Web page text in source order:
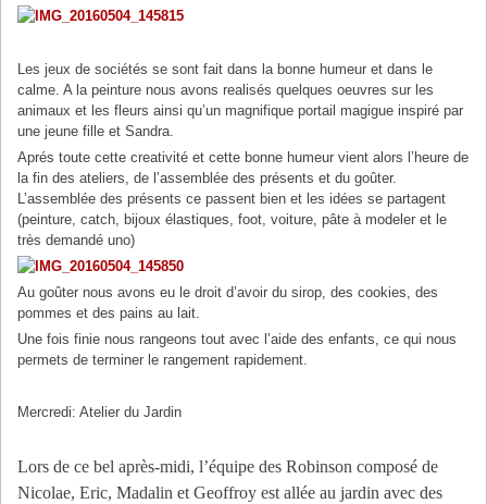
Les jeux de sociétés se sont fait dans la bonne humeur et dans le
calme. A la peinture nous avons realisés quelques oeuvres sur les
animaux et les fleurs ainsi qu’un magnifique portail magigue inspiré par
une jeune fille et Sandra.
Aprés toute cette creativité et cette bonne humeur vient alors l’heure de
la fin des ateliers, de l’assemblée des présents et du goûter.
L’assemblée des présents ce passent bien et les idées se partagent
(peinture, catch, bijoux élastiques, foot, voiture, pâte à modeler et le
très demandé uno)
Au goûter nous avons eu le droit d’avoir du sirop, des cookies, des
pommes et des pains au lait.
Une fois finie nous rangeons tout avec l’aide des enfants, ce qui nous
permets de terminer le rangement rapidement.
Mercredi: Atelier du Jardin
Lors de ce bel après-midi, l’équipe des Robinson composé de
Nicolae, Eric, Madalin et Geoffroy est allée au jardin avec des